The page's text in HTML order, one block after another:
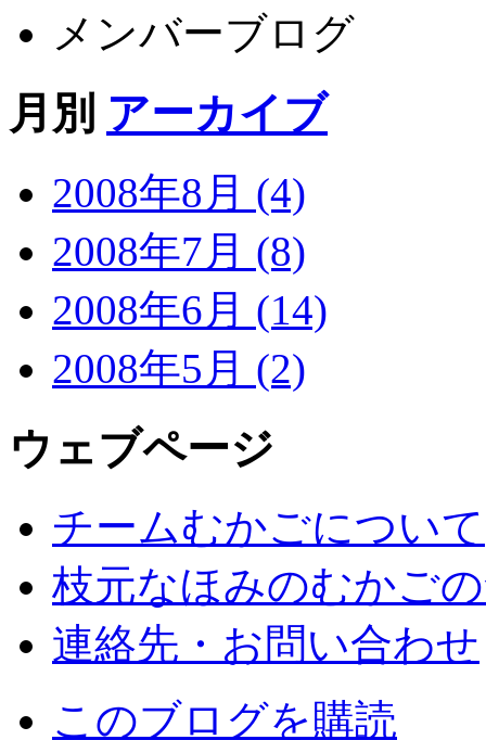
メンバーブログ
月別 アーカイブ
2008年8月 (4)
2008年7月 (8)
2008年6月 (14)
2008年5月 (2)
ウェブページ
チームむかごについて
枝元なほみのむかご
連絡先・お問い合わせ
このブログを購読